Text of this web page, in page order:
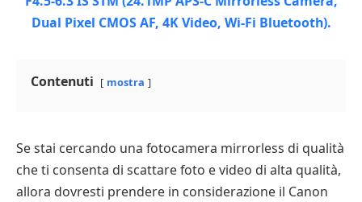
Contenuti mostra
Se stai cercando una fotocamera mirrorless di qualità
che ti consenta di scattare foto e video di alta qualità,
allora dovresti prendere in considerazione il Canon